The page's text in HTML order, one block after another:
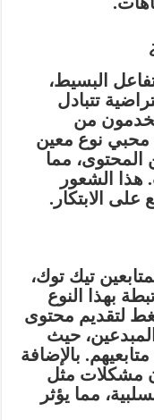
البسيط،
تتبادل
من
محبي نوع معين
المحتوى، مما
هذا الشعور
على الابتكار.
تيك توك،
بهذا النوع
لتقديم محتوى
حيث
بالإضافة
مشكلات مثل
مما يؤثر